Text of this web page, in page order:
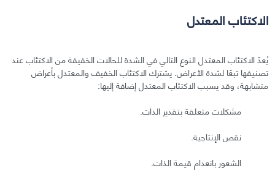
الاكتئاب المعتدل
يُعدّ الاكتئاب المعتدل النوع التالي في الشدة للحالات الخفيفة من الاكتئاب عند
تصنيفها تبعًا لشدة الأعراض. يشترك الاكتئاب الخفيف والمعتدل بأعراض
متشابهة، وقد يسبب الاكتئاب المعتدل إضافة إليها:
مشكلات متعلقة بتقدير الذات.
نقص الإنتاجية.
الشعور بانعدام قيمة الذات.